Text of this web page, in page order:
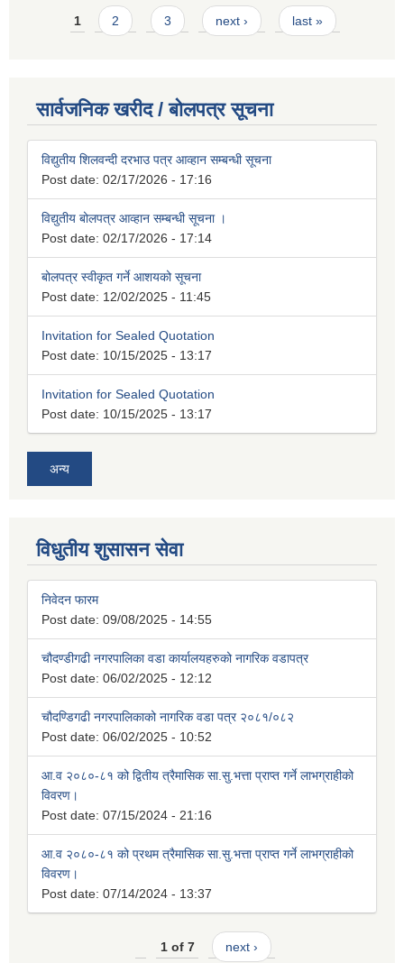
Pages
1 2 3 next › last »
सार्वजनिक खरीद / बोलपत्र सूचना
विद्युतीय शिलवन्दी दरभाउ पत्र आव्हान सम्बन्धी सूचना
Post date: 02/17/2026 - 17:16
विद्युतीय बोलपत्र आव्हान सम्बन्धी सूचना ।
Post date: 02/17/2026 - 17:14
बोलपत्र स्वीकृत गर्ने आशयको सूचना
Post date: 12/02/2025 - 11:45
Invitation for Sealed Quotation
Post date: 10/15/2025 - 13:17
Invitation for Sealed Quotation
Post date: 10/15/2025 - 13:17
अन्य
विधुतीय शुसासन सेवा
निवेदन फारम
Post date: 09/08/2025 - 14:55
चौदण्डीगढी नगरपालिका वडा कार्यालयहरुको नागरिक वडापत्र
Post date: 06/02/2025 - 12:12
चौदण्डिगढी नगरपालिकाको नागरिक वडा पत्र २०८१/०८२
Post date: 06/02/2025 - 10:52
आ.व २०८०-८१ को द्वितीय त्रैमासिक सा.सु.भत्ता प्राप्त गर्ने लाभग्राहीको
विवरण।
Post date: 07/15/2024 - 21:16
आ.व २०८०-८१ को प्रथम त्रैमासिक सा.सु.भत्ता प्राप्त गर्ने लाभग्राहीको
विवरण।
Post date: 07/14/2024 - 13:37
1 of 7 next ›